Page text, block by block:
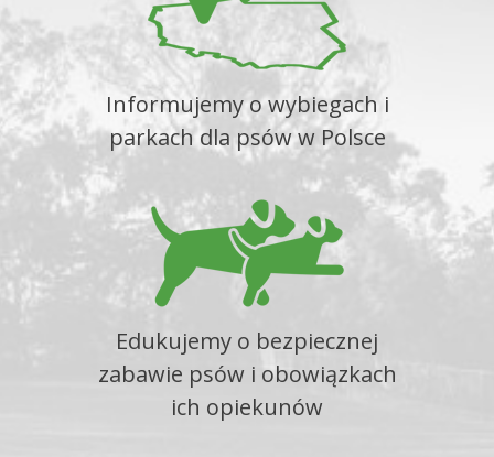
Informujemy o wybiegach i
parkach dla psów w Polsce
Edukujemy o bezpiecznej
zabawie psów i obowiązkach
ich opiekunów